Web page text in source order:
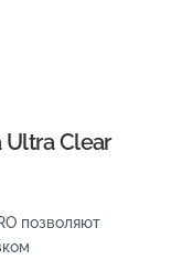
Clear
позволяют